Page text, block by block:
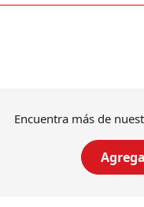
Encuentra más de